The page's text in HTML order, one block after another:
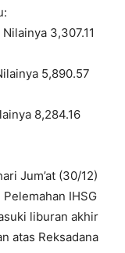
3,307.11
5,890.57
8,284.16
Jum’at (30/12)
IHSG
liburan akhir
atas Reksadana